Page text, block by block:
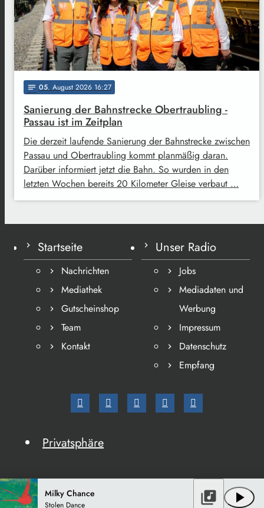
notes 05. August 2026 16:27
Sanierung der Bahnstrecke Obertraubling -
Passau ist im Zeitplan
Die derzeit laufende Sanierung der Bahnstrecke zwischen
Passau und Obertraubling kommt planmäßig daran.
Darüber informiert jetzt die Bahn. So wurden in den
letzten Wochen bereits 20 Kilometer Gleise verbaut …
Startseite
Nachrichten
Mediathek
Gutscheinshop
Team
Kontakt
Unser Radio
Jobs
Mediadaten und
Werbung
Impressum
Datenschutz
Empfang
Privatsphäre
Milky Chance
Stolen Dance play_arrow
library_music